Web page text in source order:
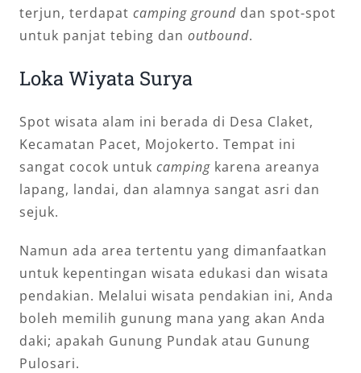
terjun, terdapat camping ground dan spot-spot
untuk panjat tebing dan outbound.
Loka Wiyata Surya
Spot wisata alam ini berada di Desa Claket,
Kecamatan Pacet, Mojokerto. Tempat ini
sangat cocok untuk camping karena areanya
lapang, landai, dan alamnya sangat asri dan
sejuk.
Namun ada area tertentu yang dimanfaatkan
untuk kepentingan wisata edukasi dan wisata
pendakian. Melalui wisata pendakian ini, Anda
boleh memilih gunung mana yang akan Anda
daki; apakah Gunung Pundak atau Gunung
Pulosari.